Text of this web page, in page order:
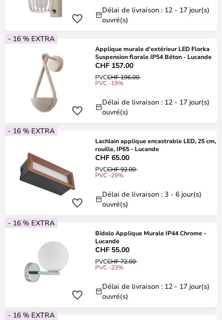
Délai de livraison : 12 - 17 jour(s)
ouvré(s)
- 16 % EXTRA
Applique murale d'extérieur LED Florka
Suspension florale IP54 Béton - Lucande
CHF 157.00
PVCCHF 196.00
PVC -19%
Délai de livraison : 12 - 17 jour(s)
ouvré(s)
- 16 % EXTRA
Lachlain applique encastrable LED, 25 cm,
rouille, IP65 - Lucande
CHF 65.00
PVCCHF 92.00
PVC -29%
Délai de livraison : 3 - 6 jour(s)
ouvré(s)
- 16 % EXTRA
Bidolo Applique Murale IP44 Chrome -
Lucande
CHF 55.00
PVCCHF 72.00
PVC -23%
Délai de livraison : 12 - 17 jour(s)
ouvré(s)
- 16 % EXTRA